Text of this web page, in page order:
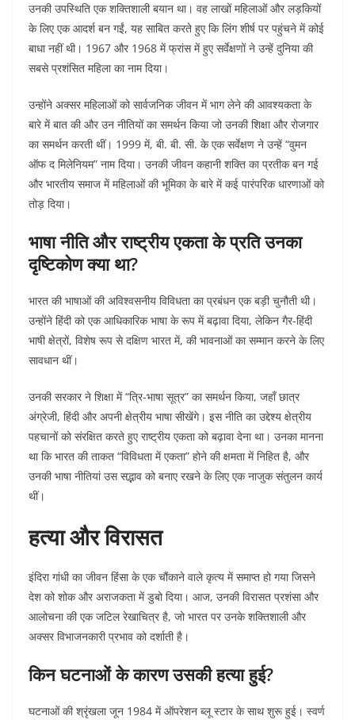
उनकी उपस्थिति एक शक्तिशाली बयान था। वह लाखों महिलाओं और लड़कियों
के लिए एक आदर्श बन गईं, यह साबित करते हुए कि लिंग शीर्ष पर पहुंचने में कोई
बाधा नहीं थी। 1967 और 1968 में फ्रांस में हुए सर्वेक्षणों ने उन्हें दुनिया की
सबसे प्रशंसित महिला का नाम दिया।
उन्होंने अक्सर महिलाओं को सार्वजनिक जीवन में भाग लेने की आवश्यकता के
बारे में बात की और उन नीतियों का समर्थन किया जो उनकी शिक्षा और रोजगार
का समर्थन करती थीं। 1999 में, बी. बी. सी. के एक सर्वेक्षण ने उन्हें “वुमन
ऑफ द मिलेनियम” नाम दिया। उनकी जीवन कहानी शक्ति का प्रतीक बन गई
और भारतीय समाज में महिलाओं की भूमिका के बारे में कई पारंपरिक धारणाओं को
तोड़ दिया।
भाषा नीति और राष्ट्रीय एकता के प्रति उनका
दृष्टिकोण क्या था?
भारत की भाषाओं की अविश्वसनीय विविधता का प्रबंधन एक बड़ी चुनौती थी।
उन्होंने हिंदी को एक आधिकारिक भाषा के रूप में बढ़ावा दिया, लेकिन गैर-हिंदी
भाषी क्षेत्रों, विशेष रूप से दक्षिण भारत में, की भावनाओं का सम्मान करने के लिए
सावधान थीं।
उनकी सरकार ने शिक्षा में “त्रि-भाषा सूत्र” का समर्थन किया, जहाँ छात्र
अंग्रेजी, हिंदी और अपनी क्षेत्रीय भाषा सीखेंगे। इस नीति का उद्देश्य क्षेत्रीय
पहचानों को संरक्षित करते हुए राष्ट्रीय एकता को बढ़ावा देना था। उनका मानना
था कि भारत की ताकत “विविधता में एकता” होने की क्षमता में निहित है, और
उनकी भाषा नीतियां उस सद्भाव को बनाए रखने के लिए एक नाजुक संतुलन कार्य
थीं।
हत्या और विरासत
इंदिरा गांधी का जीवन हिंसा के एक चौंकाने वाले कृत्य में समाप्त हो गया जिसने
देश को शोक और अराजकता में डुबो दिया। आज, उनकी विरासत प्रशंसा और
आलोचना की एक जटिल रेखाचित्र है, जो भारत पर उनके शक्तिशाली और
अक्सर विभाजनकारी प्रभाव को दर्शाती है।
किन घटनाओं के कारण उसकी हत्या हुई?
घटनाओं की श्रृंखला जून 1984 में ऑपरेशन ब्लू स्टार के साथ शुरू हुई। स्वर्ण